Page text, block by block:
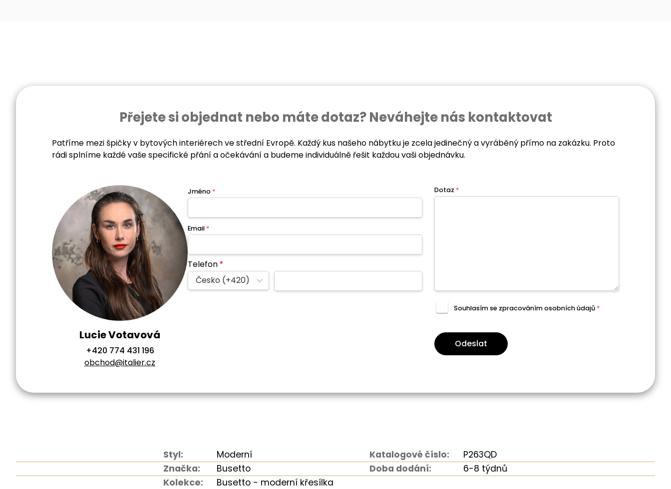
Přejete si objednat nebo máte dotaz? Neváhejte nás kontaktovat
Patříme mezi špičky v bytových interiérech ve střední Evropě. Každý kus našeho nábytku je zcela jedinečný a vyráběný přímo na zakázku. Proto
rádi splníme každé vaše specifické přání a očekávání a budeme individuálně řešit každou vaši objednávku.
Lucie Votavová
+420 774 431 196
obchod@italier.cz
Jméno *
Email *
Telefon*
Česko (+420)
Dotaz *
Souhlasím se zpracovánímosobních údajů *
Odeslat
Styl: Moderní Katalogové číslo:
P263QD
Značka:
Busetto Doba dodání:
6-8 týdnů
Kolekce:
Busetto - moderní křesílka